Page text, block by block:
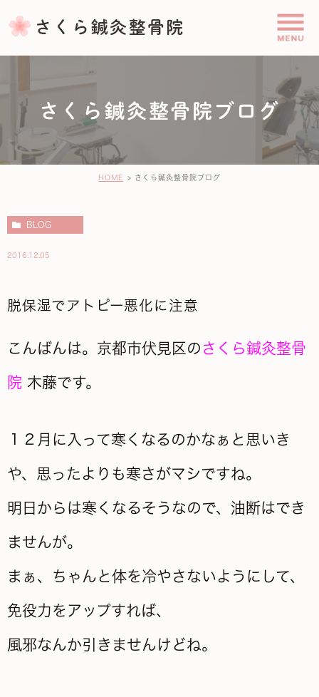
さくら鍼灸整骨院ブログ
HOME さくら鍼灸整骨院ブログ
BLOG
2016.12.05
脱保湿でアトピー悪化に注意
こんばんは。京都市伏見区の さくら鍼灸整骨
院 木藤です。
１２月に入って寒くなるのかなぁと思いき
や、思ったよりも寒さがマシですね。
明日からは寒くなるそうなので、油断はでき
ませんが。
まぁ、ちゃんと体を冷やさないようにして、
免役力をアップすれば、
風邪なんか引きませんけどね。